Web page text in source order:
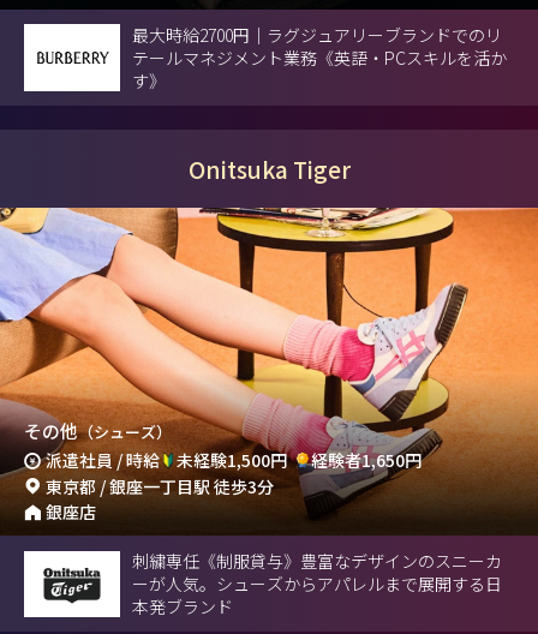
最大時給2700円｜ラグジュアリーブランドでのリ
テールマネジメント業務《英語・PCスキルを活か
す》
Onitsuka Tiger
その他（シューズ）
派遣社員 / 時給 未経験1,500円
経験者1,650円
東京都 / 銀座一丁目駅 徒歩3分
銀座店
刺繍専任《制服貸与》豊富なデザインのスニーカ
ーが人気。シューズからアパレルまで展開する日
本発ブランド